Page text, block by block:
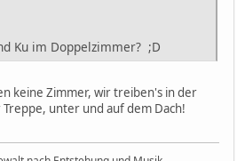
Ku im Doppelzimmer? ;D
keine Zimmer, wir treiben's in der
unter und auf dem Dach!